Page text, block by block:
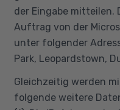
der Eingabe mitteilen.
Auftrag von der
unter folgender
Park, Leopardstown,
Gleichzeitig werden
folgende weitere